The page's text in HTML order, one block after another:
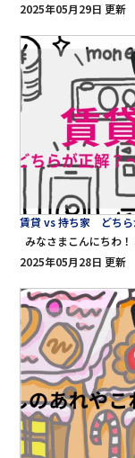
2025年05月29日 更新
賃貸 vs 持ち家 どちら
2025年05月28日 更新